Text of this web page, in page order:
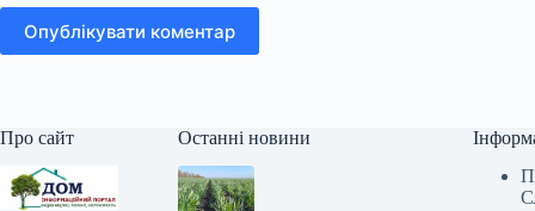
Опублікувати коментар
Про сайт Останні новини